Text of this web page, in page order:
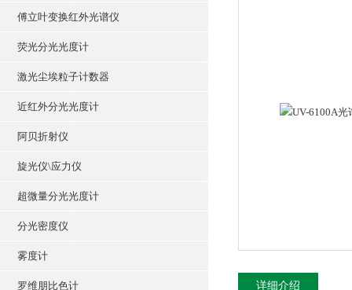
傅立叶变换红外光谱仪
荧光分光光度计
激光尘埃粒子计数器
近红外分光光度计
阿贝折射仪
旋光仪\应力仪
超微量分光光度计
分光密度仪
雾度计
罗维朋比色计 详细介绍